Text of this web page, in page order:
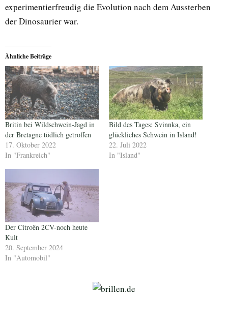
experimentierfreudig die Evolution nach dem Aussterben
der Dinosaurier war.
Ähnliche Beiträge
Britin bei Wildschwein-Jagd in
der Bretagne tödlich getroffen
17. Oktober 2022
In "Frankreich"
Bild des Tages: Svinnka, ein
glückliches Schwein in Island!
22. Juli 2022
In "Island"
Der Citroën 2CV-noch heute
Kult
20. September 2024
In "Automobil"